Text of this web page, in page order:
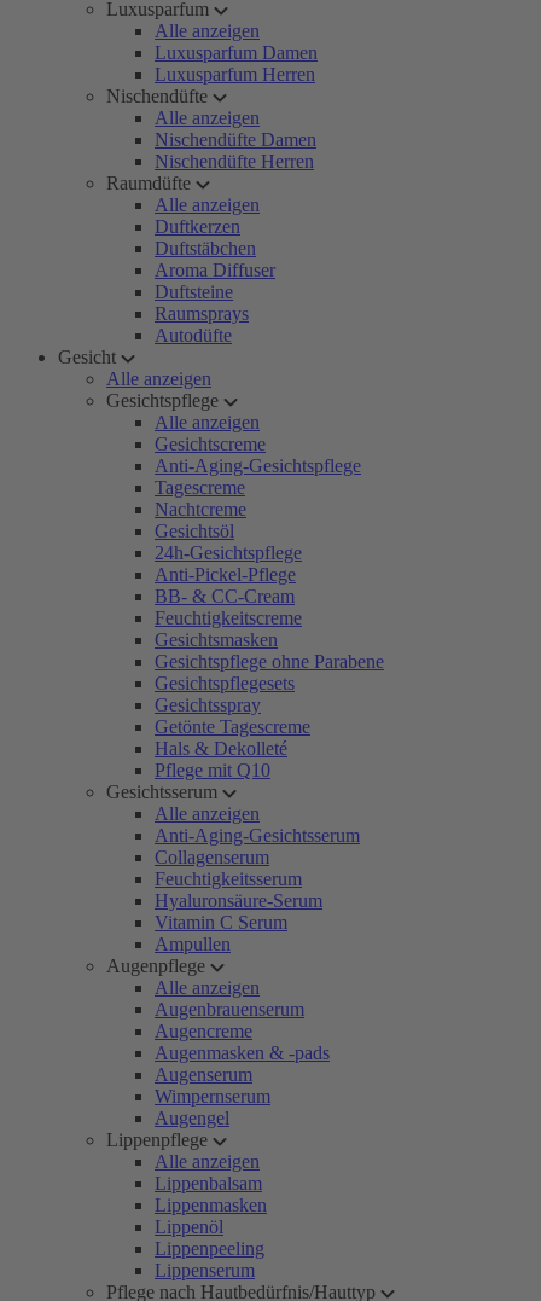
Luxusparfum
Alle anzeigen
Luxusparfum Damen
Luxusparfum Herren
Nischendüfte
Alle anzeigen
Nischendüfte Damen
Nischendüfte Herren
Raumdüfte
Alle anzeigen
Duftkerzen
Duftstäbchen
Aroma Diffuser
Duftsteine
Raumsprays
Autodüfte
Gesicht
Alle anzeigen
Gesichtspflege
Alle anzeigen
Gesichtscreme
Anti-Aging-Gesichtspflege
Tagescreme
Nachtcreme
Gesichtsöl
24h-Gesichtspflege
Anti-Pickel-Pflege
BB- & CC-Cream
Feuchtigkeitscreme
Gesichtsmasken
Gesichtspflege ohne Parabene
Gesichtspflegesets
Gesichtsspray
Getönte Tagescreme
Hals & Dekolleté
Pflege mit Q10
Gesichtsserum
Alle anzeigen
Anti-Aging-Gesichtsserum
Collagenserum
Feuchtigkeitsserum
Hyaluronsäure-Serum
Vitamin C Serum
Ampullen
Augenpflege
Alle anzeigen
Augenbrauenserum
Augencreme
Augenmasken & -pads
Augenserum
Wimpernserum
Augengel
Lippenpflege
Alle anzeigen
Lippenbalsam
Lippenmasken
Lippenöl
Lippenpeeling
Lippenserum
Pflege nach Hautbedürfnis/Hauttyp